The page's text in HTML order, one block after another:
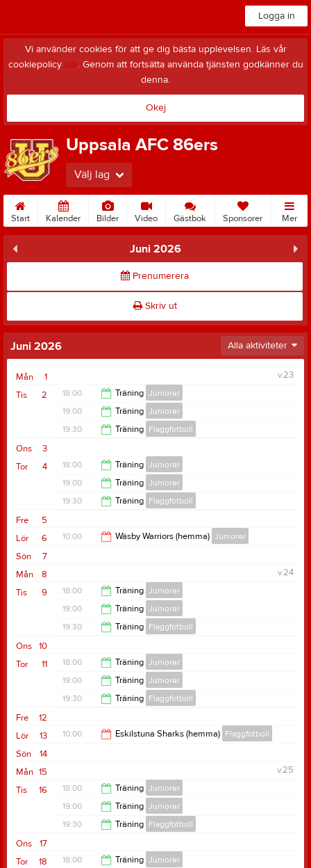
Logga in
Vi använder cookies för att ge dig bästa upplevelsen. Läs vår
cookiepolicy här. Genom att fortsätta använda tjänsten godkänner du
denna.
Okej
Uppsala AFC 86ers
Välj lag
Start Kalender Bilder Video Gästbok Sponsorer Mer
Juni 2026
Prenumerera
Skriv ut
Juni 2026 Alla aktiviteter
1
Mån
v.23
2
Tis 18:00 Träning Juniorer
19:30
19:00 Träning Juniorer
19:30 Träning Flaggfotboll
21:00
3
Ons
4
Tor 18:00 Träning Juniorer
19:30
19:00 Träning Juniorer
19:30 Träning Flaggfotboll
21:00
5
Fre
6
Lör 10:00 Wäsby Warriors (hemma) Juniorer
7
Sön
8
Mån
v.24
9
Tis 18:00 Träning Juniorer
19:30
19:00 Träning Juniorer
19:30 Träning Flaggfotboll
21:00
10
Ons
11
Tor 18:00 Träning Juniorer
19:30
19:00 Träning Juniorer
19:30 Träning Flaggfotboll
21:00
12
Fre
13
Lör 10:00 Eskilstuna Sharks (hemma) Flaggfotboll
14
Sön
15
Mån
v.25
16
Tis 18:00 Träning Juniorer
19:30
19:00 Träning Juniorer
19:30 Träning Flaggfotboll
21:00
17
Ons
18
Tor 18:00 Träning Juniorer